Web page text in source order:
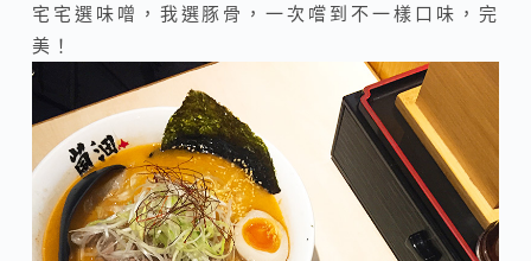
宅宅選味噌，我選豚骨，一次嚐到不一樣口味，完
美！